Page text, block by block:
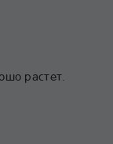
растет.